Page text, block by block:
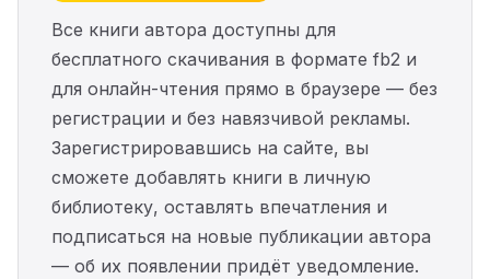
Все книги автора доступны для
бесплатного скачивания в формате fb2 и
для онлайн-чтения прямо в браузере — без
регистрации и без навязчивой рекламы.
Зарегистрировавшись на сайте, вы
сможете добавлять книги в личную
библиотеку, оставлять впечатления и
подписаться на новые публикации автора
— об их появлении придёт уведомление.